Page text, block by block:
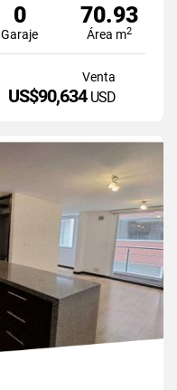
0
Garaje
70.93
Área m2
Venta
US$90,634 USD